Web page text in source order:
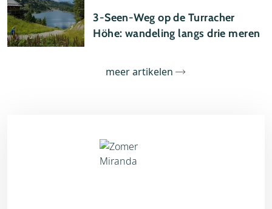
3-Seen-Weg op de Turracher
Höhe: wandeling langs drie meren
meer artikelen